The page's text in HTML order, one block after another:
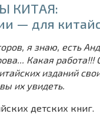
КИТАЯ:
— для
я знаю, есть
Какая работа!!!
изданий
их увидеть.
детских книг.